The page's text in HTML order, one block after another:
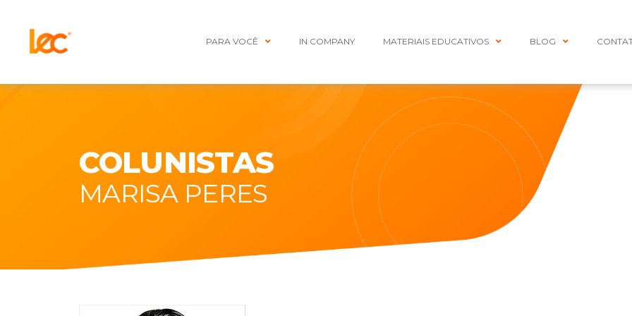
PARA VOCÊ IN COMPANY MATERIAIS EDUCATIVOS BLOG
COLUNISTAS
MARISA PERES